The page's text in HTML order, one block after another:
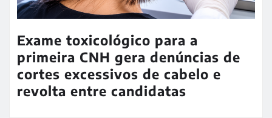
Exame toxicológico para a
primeira CNH gera denúncias de
cortes excessivos de cabelo e
revolta entre candidatas